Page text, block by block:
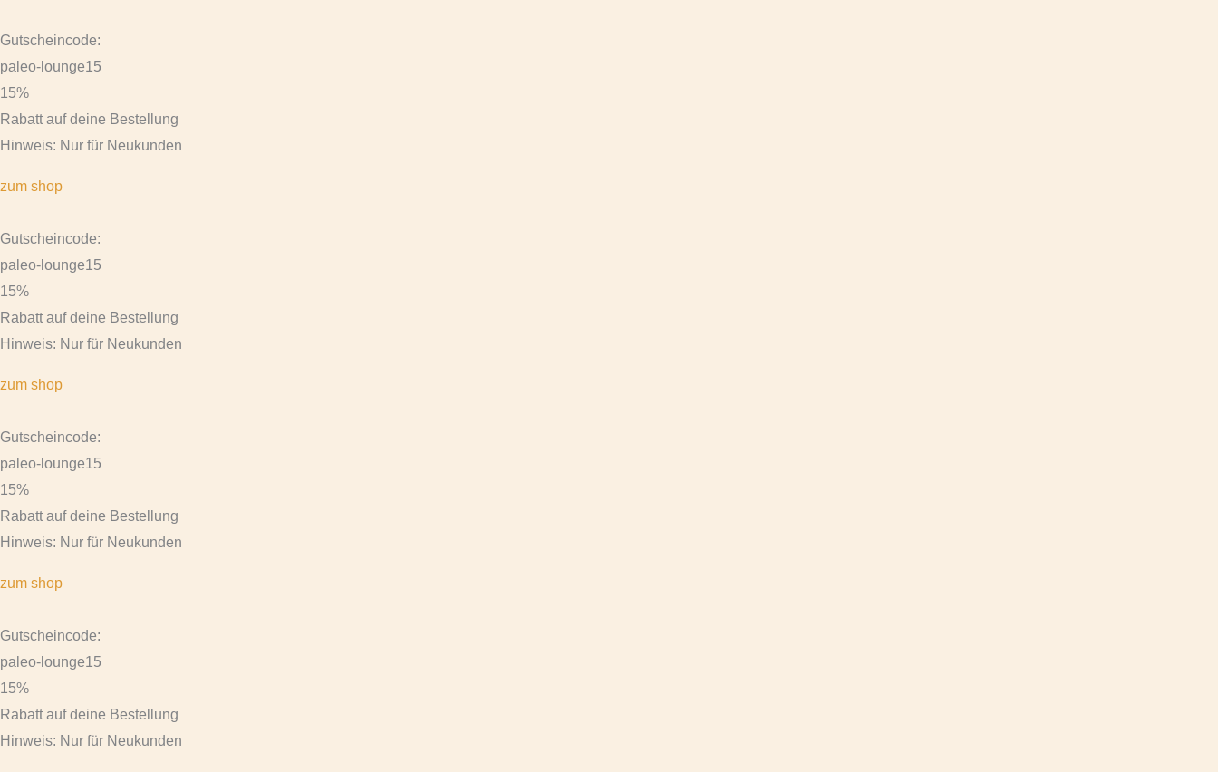
Gutscheincode:
paleo-lounge15
15%
Rabatt auf deine Bestellung
Hinweis: Nur für Neukunden
zum shop
Gutscheincode:
paleo-lounge15
15%
Rabatt auf deine Bestellung
Hinweis: Nur für Neukunden
zum shop
Gutscheincode:
paleo-lounge15
15%
Rabatt auf deine Bestellung
Hinweis: Nur für Neukunden
zum shop
Gutscheincode:
paleo-lounge15
15%
Rabatt auf deine Bestellung
Hinweis: Nur für Neukunden